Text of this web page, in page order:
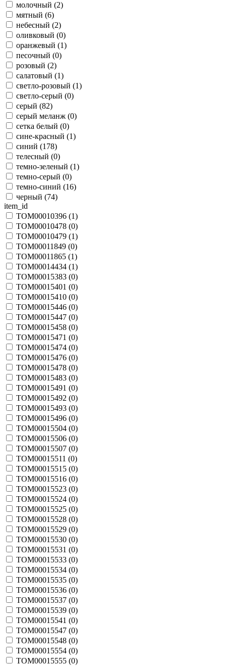
молочный (2)
мятный (6)
небесный (2)
оливковый (0)
оранжевый (1)
песочный (0)
розовый (2)
салатовый (1)
светло-розовый (1)
светло-серый (0)
серый (82)
серый меланж (0)
сетка белый (0)
сине-красный (1)
синий (178)
телесный (0)
темно-зеленый (1)
темно-серый (0)
темно-синий (16)
черный (74)
item_id
TOM00010396 (1)
TOM00010478 (0)
TOM00010479 (1)
TOM00011849 (0)
TOM00011865 (1)
TOM00014434 (1)
TOM00015383 (0)
TOM00015401 (0)
TOM00015410 (0)
TOM00015446 (0)
TOM00015447 (0)
TOM00015458 (0)
TOM00015471 (0)
TOM00015474 (0)
TOM00015476 (0)
TOM00015478 (0)
TOM00015483 (0)
TOM00015491 (0)
TOM00015492 (0)
TOM00015493 (0)
TOM00015496 (0)
TOM00015504 (0)
TOM00015506 (0)
TOM00015507 (0)
TOM00015511 (0)
TOM00015515 (0)
TOM00015516 (0)
TOM00015523 (0)
TOM00015524 (0)
TOM00015525 (0)
TOM00015528 (0)
TOM00015529 (0)
TOM00015530 (0)
TOM00015531 (0)
TOM00015533 (0)
TOM00015534 (0)
TOM00015535 (0)
TOM00015536 (0)
TOM00015537 (0)
TOM00015539 (0)
TOM00015541 (0)
TOM00015547 (0)
TOM00015548 (0)
TOM00015554 (0)
TOM00015555 (0)